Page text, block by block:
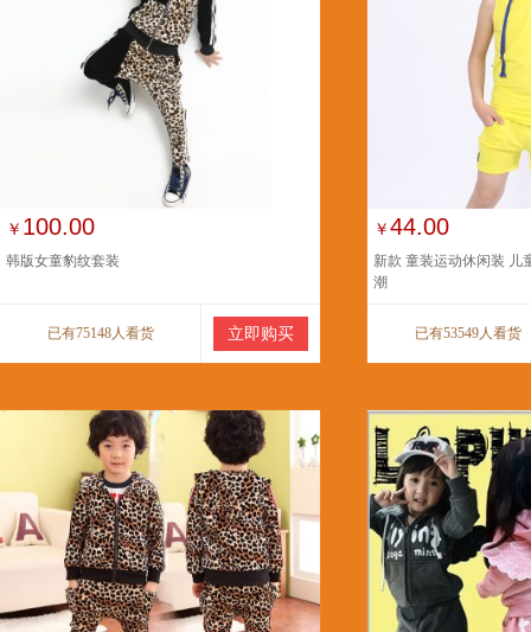
￥ 100.00
韩版女童豹纹套装
已有75148人看货 立即购买
￥44.00
新款 童装运动休闲装 儿
潮
已有53549人看货